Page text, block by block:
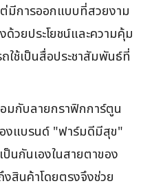
มีการออกแบบที่สวยงาม
วยประโยชน์และความคุ้ม
ใช้เป็นสื่อประชาสัมพันธ์ที่
มกับลายกราฟิกการ์ตูน
งแบรนด์ "ฟาร์มดีมีสุข"
นกันเองในสายตาของ
สินค้าโดยตรงจึงช่วย